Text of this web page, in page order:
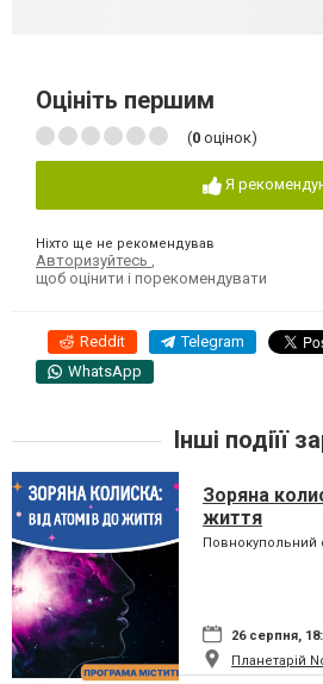
Оцініть першим
(0 оцінок)
Я
Ніхто ще не рекомендував
Авторизуйтесь
щоб оцінити і порекомендувати
Reddit Telegram
WhatsApp
Інші подіїї
Зоряна
життя
Повнокупольний
26 серпня,
Планетарій